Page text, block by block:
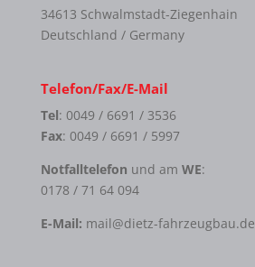
34613 Schwalmstadt-Ziegenhain
Deutschland / Germany
Telefon/Fax/E-Mail
Tel: 0049 / 6691 / 3536
Fax: 0049 / 6691 / 5997
Notfalltelefon und am WE:
0178 / 71 64 094
E-Mail: mail@dietz-fahrzeugbau.de